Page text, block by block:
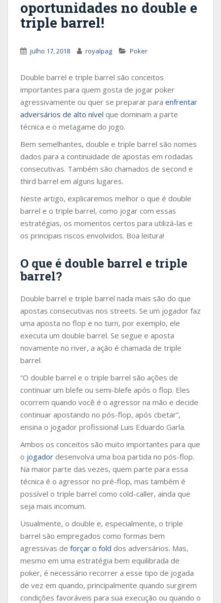
oportunidades no double e
triple barrel!
julho 17, 2018 royalpag Poker
Double barrel e triple barrel são conceitos
importantes para quem gosta de jogar poker
agressivamente ou quer se preparar para enfrentar
adversários de alto nível que dominam a parte
técnica e o metagame do jogo.
Bem semelhantes, double e triple barrel são nomes
dados para a continuidade de apostas em rodadas
consecutivas. Também são chamados de second e
third barrel em alguns lugares.
Neste artigo, explicaremos melhor o que é double
barrel e o triple barrel, como jogar com essas
estratégias, os momentos certos para utilizá-las e
os principais riscos envolvidos. Boa leitura!
O que é double barrel e triple
barrel?
Double barrel e triple barrel nada mais são do que
apostas consecutivas nos streets. Se um jogador faz
uma aposta no flop e no turn, por exemplo, ele
executa um double barrel. Se segue e aposta
novamente no river, a ação é chamada de triple
barrel.
“O double barrel e o triple barrel são ações de
continuar um blefe ou semi-blefe após o flop. Eles
ocorrem quando você é o agressor na mão e decide
continuar apostando no pós-flop, após cbetar”,
ensina o jogador profissional Luis Eduardo Garla.
Ambos os conceitos são muito importantes para que
o jogador desenvolva uma boa partida no pós-flop.
Na maior parte das vezes, quem parte para essa
técnica é o agressor no pré-flop, mas também é
possível o triple barrel como cold-caller, ainda que
seja mais incomum.
Usualmente, o double e, especialmente, o triple
barrel são empregados como formas bem
agressivas de forçar o fold dos adversários. Mas,
mesmo em uma estratégia bem equilibrada de
poker, é necessário recorrer a esse tipo de jogada
de vez em quando, principalmente quando surgirem
condições favoráveis para sua execução ou quando o